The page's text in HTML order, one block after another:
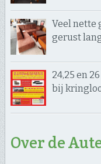
Veel nette
gerust
24,25 en
bij
Over de